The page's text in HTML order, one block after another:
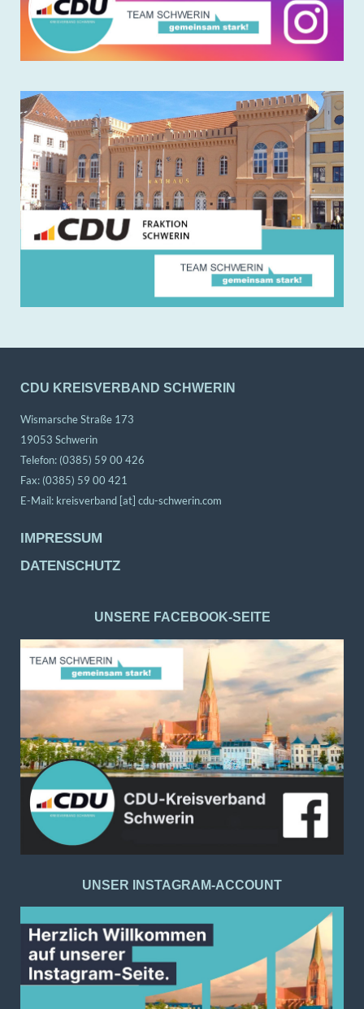
CDU KREISVERBAND SCHWERIN
Wismarsche Straße 173
19053 Schwerin
Telefon: (0385) 59 00 426
Fax: (0385) 59 00 421
E-Mail: kreisverband [at] cdu-schwerin.com
IMPRESSUM
DATENSCHUTZ
UNSERE FACEBOOK-SEITE
UNSER INSTAGRAM-ACCOUNT